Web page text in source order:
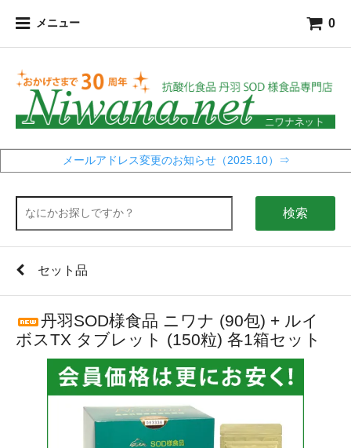
メニュー 0
メールアドレス変更のお知らせ（2025.10）⇒
検索
セット品
丹羽SOD様食品 ニワナ (90包) + ルイ
ボスTX タブレット (150粒) 各1箱セット